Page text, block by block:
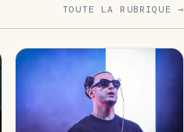
TOUTE LA RUBRIQUE →